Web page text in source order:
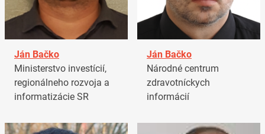
Ján Bačko
Ministerstvo investícií,
regionálneho rozvoja a
informatizácie SR
Ján Bačko
Národné centrum
zdravotníckych
informácií